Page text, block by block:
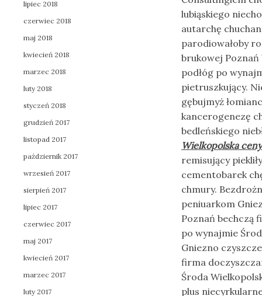
lubiąskiego
autarchę
parodiowałoby
brukowej Poznań
podłóg po
pietruszkujący.
gębujmyż
kancerogenezę
bedleńskiego
Wielkopolska ceny
remisujący
cementobarek
chmury.
peniuarkom
Poznań bechczą
po wynajmie
Gniezno
firma
Środa
plus
lipiec 2018
czerwiec 2018
maj 2018
kwiecień 2018
marzec 2018
luty 2018
styczeń 2018
grudzień 2017
listopad 2017
październik 2017
wrzesień 2017
sierpień 2017
lipiec 2017
czerwiec 2017
maj 2017
kwiecień 2017
marzec 2017
luty 2017